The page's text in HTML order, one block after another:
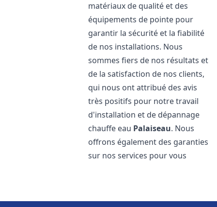
matériaux de qualité et des
équipements de pointe pour
garantir la sécurité et la fiabilité
de nos installations. Nous
sommes fiers de nos résultats et
de la satisfaction de nos clients,
qui nous ont attribué des avis
très positifs pour notre travail
d'installation et de dépannage
chauffe eau Palaiseau. Nous
offrons également des garanties
sur nos services pour vous